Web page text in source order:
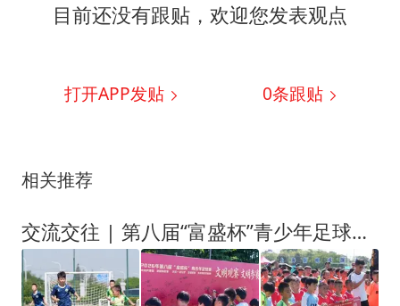
目前还没有跟贴，欢迎您发表观点
打开APP发贴 0条跟贴
相关推荐
交流交往 | 第八届“富盛杯”青少年足球赛火热开赛